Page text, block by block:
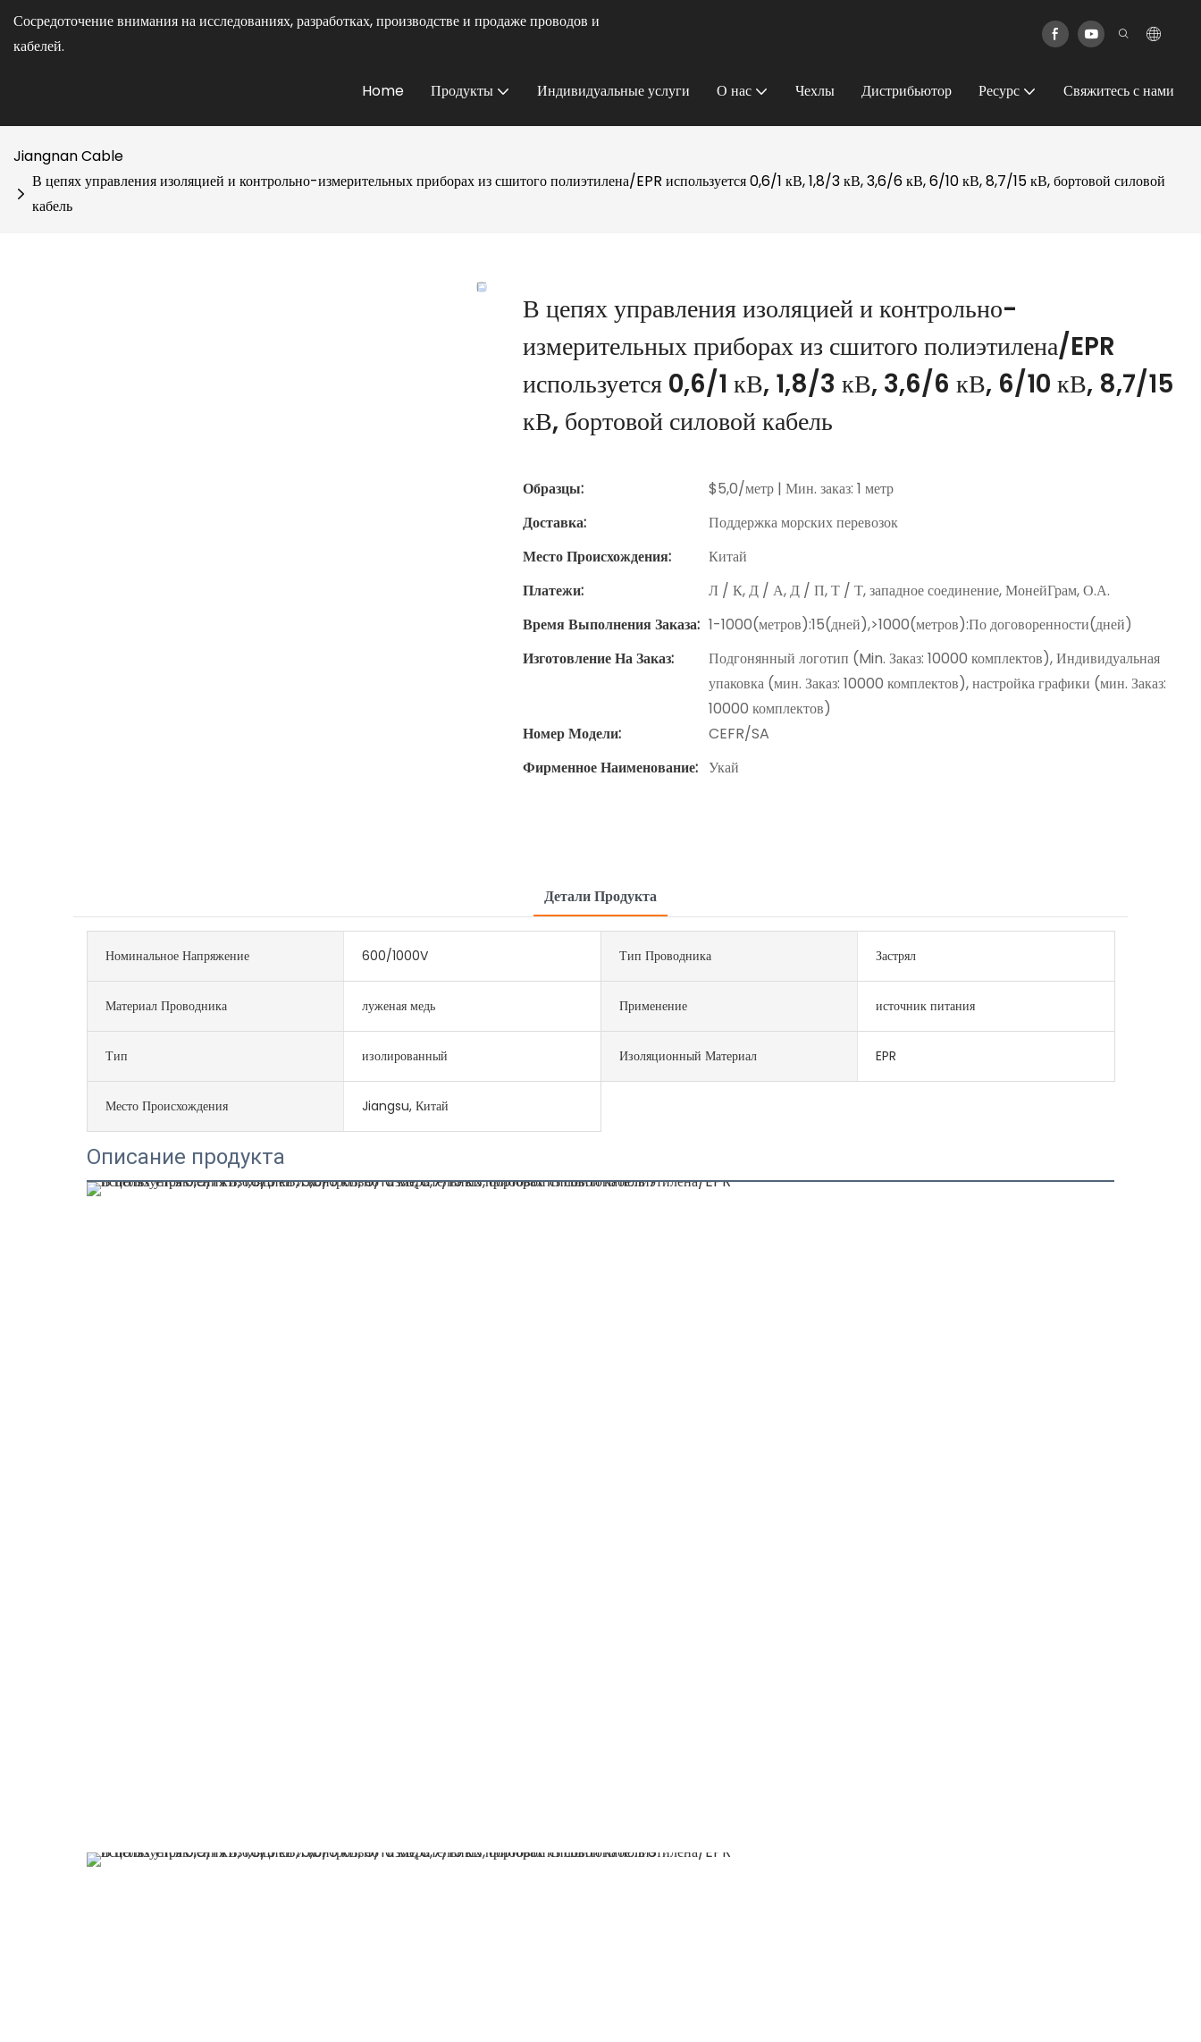
Сосредоточение внимания на исследованиях, разработках, производстве и продаже проводов и
кабелей.
Home Продукты Индивидуальные услуги О нас Чехлы Дистрибьютор Ресурс Свяжитесь с нами
Jiangnan Cable
В цепях управления изоляцией и контрольно-измерительных приборах из сшитого полиэтилена/EPR используется 0,6/1 кВ, 1,8/3 кВ, 3,6/6 кВ, 6/10 кВ, 8,7/15 кВ, бортовой силовой
кабель
В цепях управления изоляцией и контрольно-
измерительных приборах из сшитого полиэтилена/EPR
используется 0,6/1 кВ, 1,8/3 кВ, 3,6/6 кВ, 6/10 кВ, 8,7/15
кВ, бортовой силовой кабель
Образцы:
$5,0/метр | Мин. заказ: 1 метр
Доставка:
Поддержка морских перевозок
Место Происхождения:
Китай
Платежи:
Л / К, Д / А, Д / П, Т / Т, западное соединение, МонейГрам, О.А.
Время Выполнения Заказа: 1-1000(метров):15(дней),>1000(метров):По договоренности(дней)
Изготовление На Заказ:
Подгонянный логотип (Min. Заказ: 10000 комплектов), Индивидуальная
упаковка (мин. Заказ: 10000 комплектов), настройка графики (мин. Заказ:
10000 комплектов)
Номер Модели:
CEFR/SA
Фирменное Наименование: Укай
Детали Продукта
Номинальное Напряжение 600/1000V Тип Проводника Застрял
Материал Проводника луженая медь Применение источник питания
Тип изолированный Изоляционный Материал EPR
Место Происхождения Jiangsu, Китай
Описание продукта